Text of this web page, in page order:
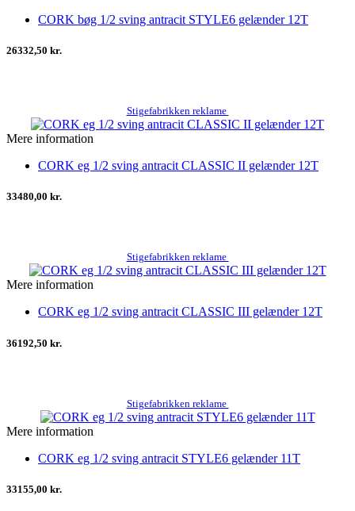
CORK bøg 1/2 sving antracit STYLE6 gelænder 12T
26332,50 kr.
Stigefabrikken reklame
Mere information
CORK eg 1/2 sving antracit CLASSIC II gelænder 12T
33480,00 kr.
Stigefabrikken reklame
Mere information
CORK eg 1/2 sving antracit CLASSIC III gelænder 12T
36192,50 kr.
Stigefabrikken reklame
Mere information
CORK eg 1/2 sving antracit STYLE6 gelænder 11T
33155,00 kr.